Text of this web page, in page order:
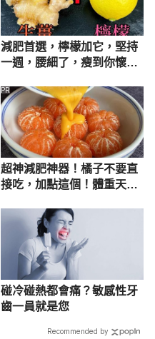
減肥首選，檸檬加它，堅持
一週，腰細了，瘦到你懷疑
超神減肥神器！橘子不要直
接吃，加點這個！體重天天
PR
碰冷碰熱都會痛？敏感性牙
齒一員就是您
Recommended by